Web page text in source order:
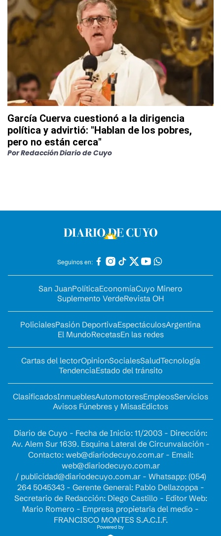
García Cuerva cuestionó a la dirigencia
política y advirtió: "Hablan de los pobres,
pero no están cerca"
PorRedacción Diario de Cuyo
Seguinos en:
San JuanPolíticaEconomíaCuyo Minero
Suplemento VerdeRevista OH
PolicialesPasión DeportivaEspectáculosArgentina
El MundoRecetasEn las redes
Cartas del lectorOpinionSocialesSaludTecnología
TendenciaEstado del tránsito
ClasificadosInmueblesAutomotoresEmpleosServicios
Avisos Fúnebres y MisasEdictos
Diario de Cuyo - Fecha de Inicio: 11/2003 - Dirección:
Av. Alem Sur 1639. Esquina Lateral de Circunvalación -
Contacto: web@diariodecuyo.com.ar- Email:
web@diariodecuyo.com.ar
/ publicidad@diariodecuyo.com.ar- Whatsapp: (054)
264 5045343 - Gerente General: Pablo Dellazoppa -
Secretario de Redacción: Diego Castillo - Editor Web:
Mario Romero - Empresa propietaria del medio -
FRANCISCO MONTES S.A.C.I.F.